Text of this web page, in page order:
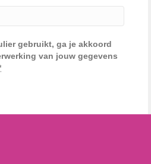
gebruikt, ga je akkoord
van jouw gegevens